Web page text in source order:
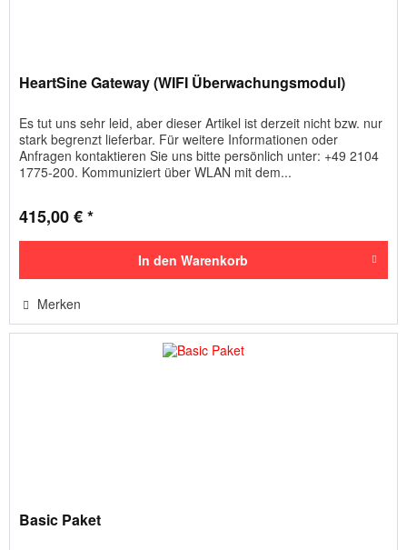
HeartSine Gateway (WIFI Überwachungsmodul)
Es tut uns sehr leid, aber dieser Artikel ist derzeit nicht bzw. nur
stark begrenzt lieferbar. Für weitere Informationen oder
Anfragen kontaktieren Sie uns bitte persönlich unter: +49 2104
1775-200. Kommuniziert über WLAN mit dem...
415,00 € *
In den Warenkorb
Merken
Basic Paket